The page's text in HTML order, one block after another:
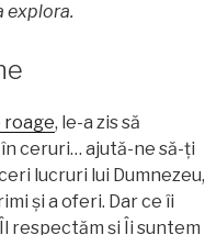
explora.
roage, le-a zis să
ceruri… ajută-ne să-ți
lucruri lui Dumnezeu,
și a oferi. Dar ce îi
respectăm și Îi suntem